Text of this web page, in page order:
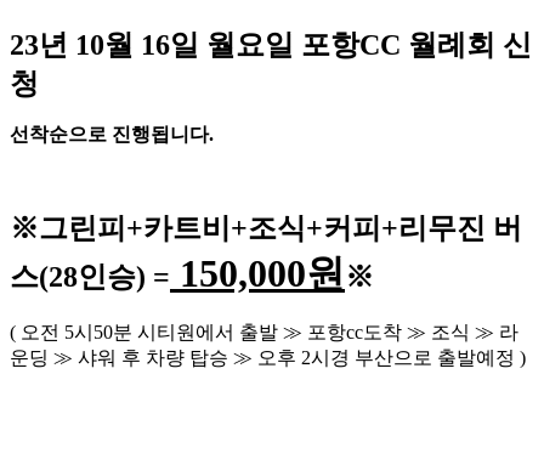
23년 10월 16일 월요일 포항CC 월례회 신
청
선착순으로 진행됩니다.
※그린피 +카트비 +조식+커피+리무진 버
스(28인승) = 150,000원 ※
( 오전 5시 50분 시티원에서 출발 ≫ 포항cc도착 ≫ 조식 ≫ 라
운딩 ≫ 샤워 후 차량 탑승 ≫ 오후 2시경 부산으로 출발예정 )